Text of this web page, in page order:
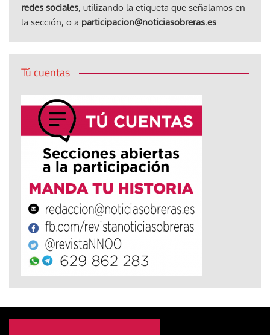
redes sociales, utilizando la etiqueta que señalamos en
la sección, o a participacion@noticiasobreras.es
Tú cuentas